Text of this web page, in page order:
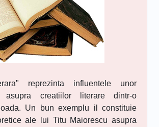
reprezinta influentele unor
asupra creatiilor literare dintr-o
Un bun exemplu il constituie
ale lui Titu Maiorescu asupra